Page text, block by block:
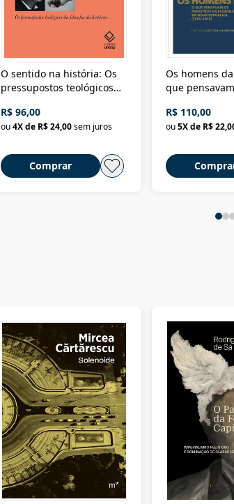
O sentido na história: Os
pressupostos teológicos
R$ 96,00
ou4X de R$ 24,00sem juros
Comprar
Os homens
que
Nova
2018)
R$ 110,00
ou5X de R$